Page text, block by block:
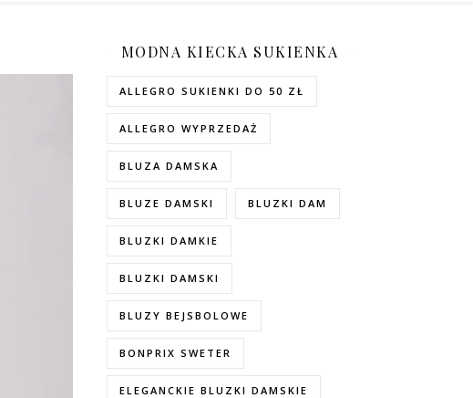
MODNA KIECKA SUKIENKA
ALLEGRO SUKIENKI DO 50 ZŁ
ALLEGRO WYPRZEDAŻ
BLUZA DAMSKA
BLUZE DAMSKI BLUZKI DAM
BLUZKI DAMKIE
BLUZKI DAMSKI
BLUZY BEJSBOLOWE
BONPRIX SWETER
ELEGANCKIE BLUZKI DAMSKIE